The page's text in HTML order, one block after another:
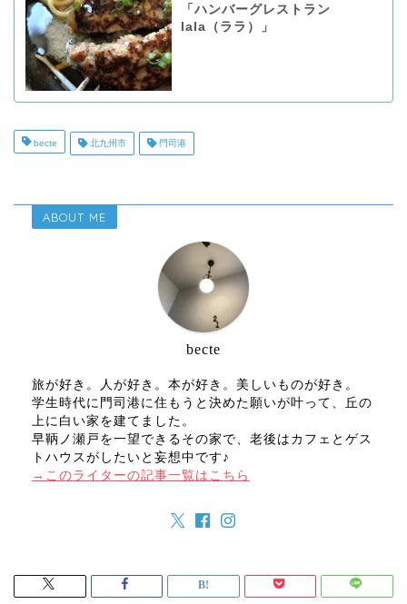
「ハンバーグレストラン
lala（ララ）」
becte 北九州市 門司港
ABOUT ME
becte
旅が好き。人が好き。本が好き。美しいものが好き。
学生時代に門司港に住もうと決めた願いが叶って、丘の
上に白い家を建てました。
早鞆ノ瀬戸を一望できるその家で、老後はカフェとゲス
トハウスがしたいと妄想中です♪
→このライターの記事一覧はこちら